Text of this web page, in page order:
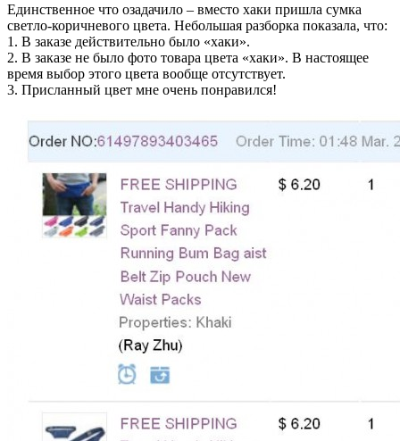
Единственное что озадачило – вместо хаки пришла сумка
светло-коричневого цвета. Небольшая разборка показала, что:
1. В заказе действительно было «хаки».
2. В заказе не было фото товара цвета «хаки». В настоящее
время выбор этого цвета вообще отсутствует.
3. Присланный цвет мне очень понравился!